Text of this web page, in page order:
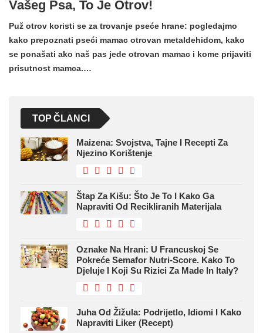
Vašeg Psa, To Je Otrov!
Puž otrov koristi se za trovanje pseće hrane: pogledajmo
kako prepoznati pseći mamac otrovan metaldehidom, kako
se ponašati ako naš pas jede otrovan mamac i kome prijaviti
prisutnost mamca.…
TOP ČLANCI
Maizena: Svojstva, Tajne I Recepti Za
Njezino Korištenje
Štap Za Kišu: Što Je To I Kako Ga
Napraviti Od Recikliranih Materijala
Oznake Na Hrani: U Francuskoj Se
Pokreće Semafor Nutri-Score. Kako To
Djeluje I Koji Su Rizici Za Made In Italy?
Juha Od Žižula: Podrijetlo, Idiomi I Kako
Napraviti Liker (recept)